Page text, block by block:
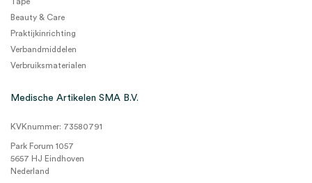
Beauty & Care
Praktijkinrichting
Verbandmiddelen
Verbruiksmaterialen
Medische Artikelen SMA B.V.
KVKnummer: 73580791
Park Forum 1057
5657 HJ Eindhoven
Nederland